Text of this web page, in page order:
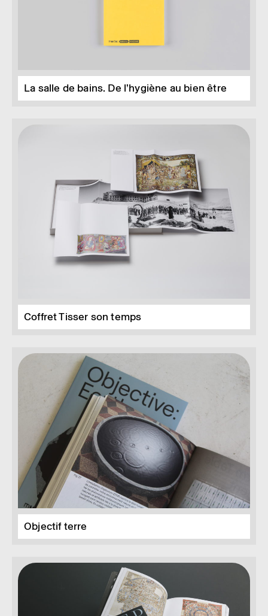
La salle de bains. De l’hygiène au bien être
Coffret Tisser son temps
Objectif terre